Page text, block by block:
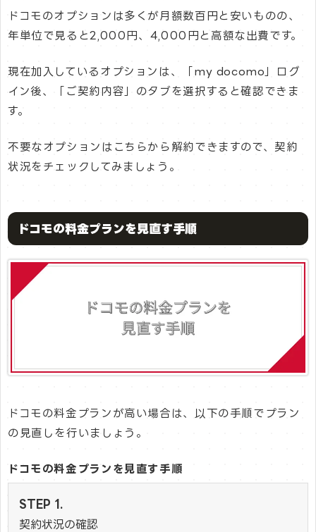
ドコモのオプションは多くが月額数百円と安いものの、
年単位で見ると2,000円、4,000円と高額な出費です。
現在加入しているオプションは、「my docomo」ログ
イン後、「ご契約内容」のタブを選択すると確認できま
す。
不要なオプションはこちらから解約できますので、契約
状況をチェックしてみましょう。
ドコモの料金プランを見直す手順
ドコモの料金プランが高い場合は、以下の手順でプラン
の見直しを行いましょう。
ドコモの料金プランを見直す手順
契約状況の確認